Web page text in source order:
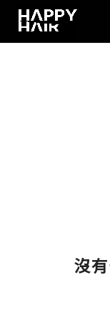
沒